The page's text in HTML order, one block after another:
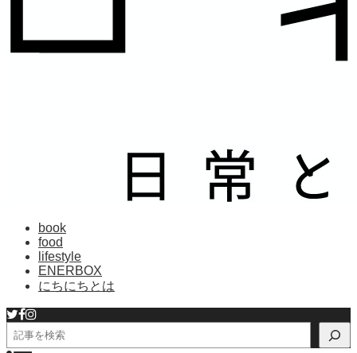
book
food
lifestyle
ENERBOX
にちにちとは
検
索